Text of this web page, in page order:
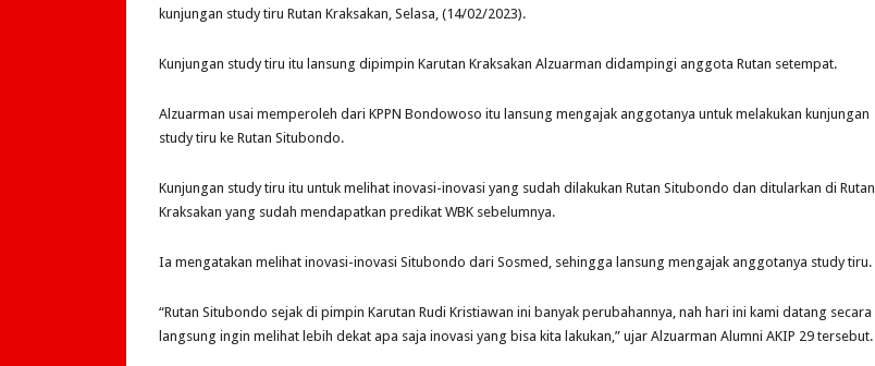
kunjungan study tiru Rutan Kraksakan, Selasa, (14/02/2023).
Kunjungan study tiru itu lansung dipimpin Karutan Kraksakan Alzuarman didampingi anggota Rutan setempat.
Alzuarman usai memperoleh dari KPPN Bondowoso itu lansung mengajak anggotanya untuk melakukan kunjungan
study tiru ke Rutan Situbondo.
Kunjungan study tiru itu untuk melihat inovasi-inovasi yang sudah dilakukan Rutan Situbondo dan ditularkan di Rutan
Kraksakan yang sudah mendapatkan predikat WBK sebelumnya.
Ia mengatakan melihat inovasi-inovasi Situbondo dari Sosmed, sehingga lansung mengajak anggotanya study tiru.
“Rutan Situbondo sejak di pimpin Karutan Rudi Kristiawan ini banyak perubahannya, nah hari ini kami datang secara
langsung ingin melihat lebih dekat apa saja inovasi yang bisa kita lakukan,” ujar Alzuarman Alumni AKIP 29 tersebut.